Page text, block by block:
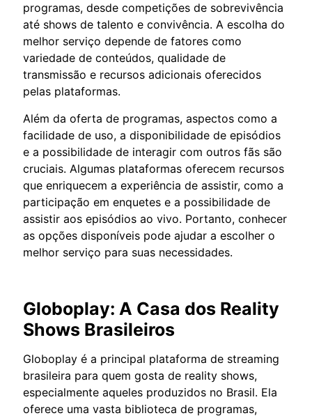
programas, desde competições de sobrevivência
até shows de talento e convivência. A escolha do
melhor serviço depende de fatores como
variedade de conteúdos, qualidade de
transmissão e recursos adicionais oferecidos
pelas plataformas.
Além da oferta de programas, aspectos como a
facilidade de uso, a disponibilidade de episódios
e a possibilidade de interagir com outros fãs são
cruciais. Algumas plataformas oferecem recursos
que enriquecem a experiência de assistir, como a
participação em enquetes e a possibilidade de
assistir aos episódios ao vivo. Portanto, conhecer
as opções disponíveis pode ajudar a escolher o
melhor serviço para suas necessidades.
Globoplay: A Casa dos Reality
Shows Brasileiros
Globoplay é a principal plataforma de streaming
brasileira para quem gosta de reality shows,
especialmente aqueles produzidos no Brasil. Ela
oferece uma vasta biblioteca de programas,